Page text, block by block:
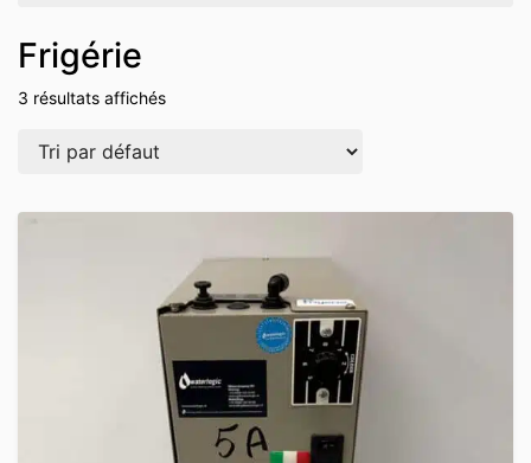
Frigérie
3 résultats affichés